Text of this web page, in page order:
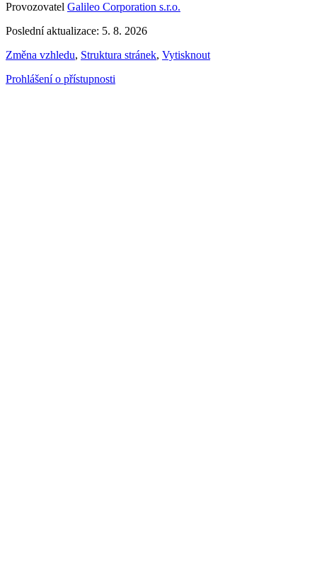
Provozovatel Galileo Corporation s.r.o.
Poslední aktualizace: 5. 8. 2026
Změna vzhledu, Struktura stránek, Vytisknout
Prohlášení o přístupnosti